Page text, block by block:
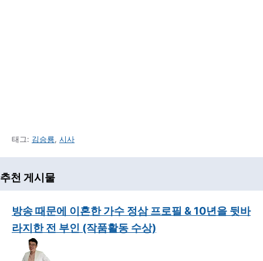
태그: 김승룡, 시사
추천 게시물
방송 때문에 이혼한 가수 정삼 프로필 & 10년을 뒷바
라지한 전 부인 (작품활동 수상)